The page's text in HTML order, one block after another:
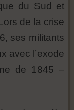
du Sud et
de la crise
ses militants
avec l’exode
de 1845 –